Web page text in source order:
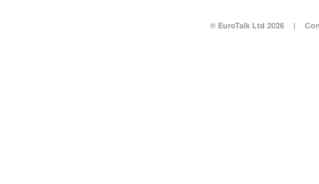
© EuroTalk Ltd 2026 |